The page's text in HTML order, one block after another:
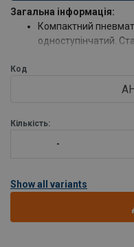
Загальна інформація:
Компактний
одноступінчатий.
Можливість
Безпек/li>
Код
Кількість:
Show all variants